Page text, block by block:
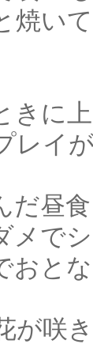
焼い
きに
イ
昼
メで
おと
が咲